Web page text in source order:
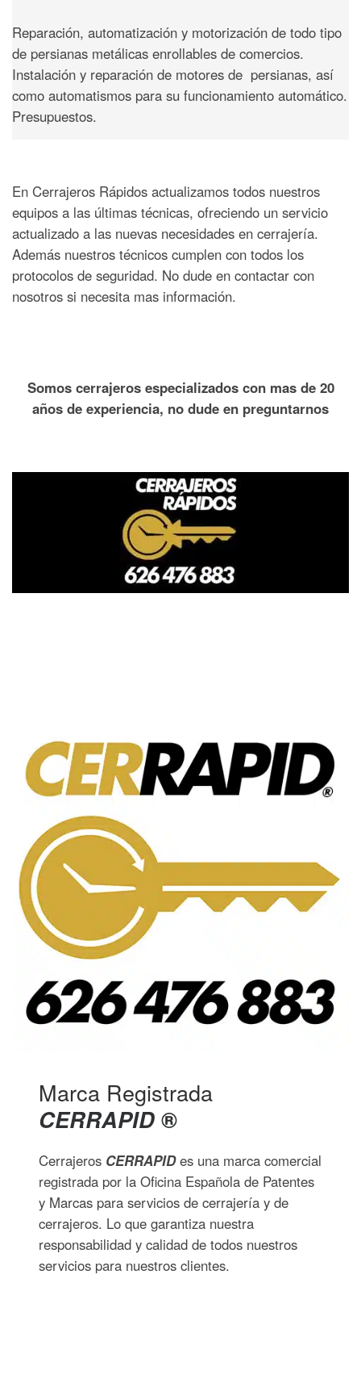
Reparación, automatización y motorización de todo tipo
de persianas metálicas enrollables de comercios.
Instalación y reparación de motores de persianas, así
como automatismos para su funcionamiento automático.
Presupuestos.
En Cerrajeros Rápidos actualizamos todos nuestros
equipos a las últimas técnicas, ofreciendo un servicio
actualizado a las nuevas necesidades en cerrajería.
Además nuestros técnicos cumplen con todos los
protocolos de seguridad. No dude en contactar con
nosotros si necesita mas información.
Somos cerrajeros especializados con mas de 20
años de experiencia, no dude en preguntarnos
Marca Registrada
CERRAPID ®
Cerrajeros CERRAPIDes una marca comercial
registrada por la Oficina Española de Patentes
y Marcas para servicios de cerrajería y de
cerrajeros. Lo que garantiza nuestra
responsabilidad y calidad de todos nuestros
servicios para nuestros clientes.